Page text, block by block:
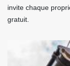
invite chaque
gratuit.